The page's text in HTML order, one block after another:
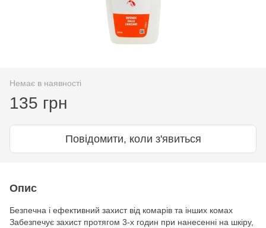
Немає в наявності
135 грн
Повідомити, коли з'явиться
Опис
Безпечна і ефективний захист від комарів та інших комах
Забезпечує захист протягом 3-х годин при нанесенні на шкіру,